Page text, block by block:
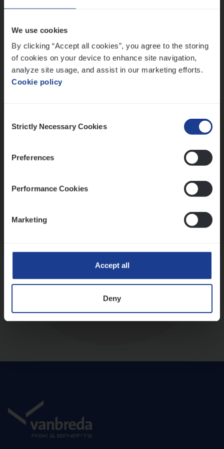
We use cookies
By clicking “Accept all cookies”, you agree to the storing
of cookies on your device to enhance site navigation,
analyze site usage, and assist in our marketing efforts.
Cookie policy
Selection
Strictly Necessary Cookies
Preferences
Performance Cookies
Marketing
Accept all
Deny